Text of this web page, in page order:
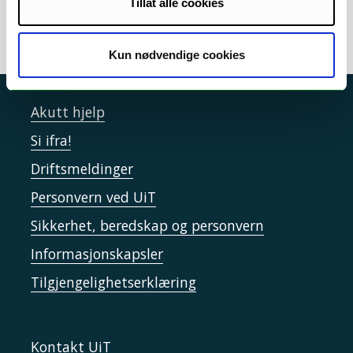
Tillat alle cookies
Kun nødvendige cookies
Akutt hjelp
Si ifra!
Driftsmeldinger
Personvern ved UiT
Sikkerhet, beredskap og personvern
Informasjonskapsler
Tilgjengelighetserklæring
Kontakt UiT